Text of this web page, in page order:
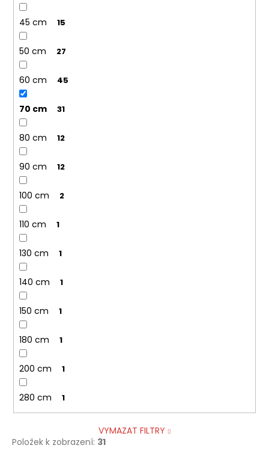
45 cm 15
50 cm 27
60 cm 45
70 cm 31
80 cm 12
90 cm 12
100 cm 2
110 cm 1
130 cm 1
140 cm 1
150 cm 1
180 cm 1
200 cm 1
280 cm 1
VYMAZAT FILTRY
Položek k zobrazení: 31